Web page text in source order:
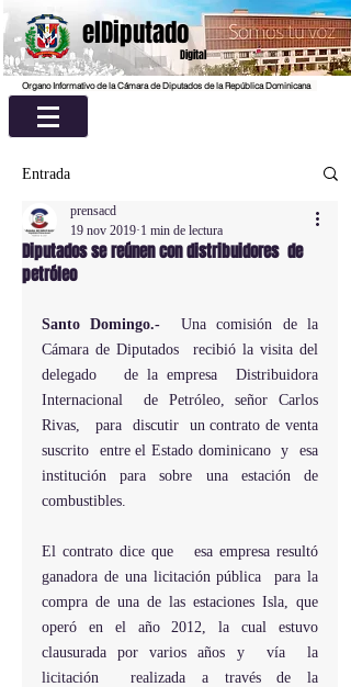
elDiputado
Digital
Organo Informativo de la Cámara de Diputados de la República Dominicana
Entrada
Diputados se reúnen con distribuidores de
petróleo
prensacd
19 nov 2019 1 min de lectura
Santo Domingo.-
  Una comisión de la
Cámara de Diputados  recibió la visita del
delegado   de la empresa  Distribuidora
Internacional  de Petróleo, señor Carlos
Rivas,   para  discutir  un contrato de venta
suscrito  entre el Estado dominicano  y  esa
institución para sobre una estación de
combustibles.
El contrato dice que   esa empresa resultó
ganadora de una licitación pública  para la
compra de una de las estaciones Isla, que
operó en el año 2012, la cual estuvo
clausurada por varios años y  vía  la
licitación  realizada a través de la